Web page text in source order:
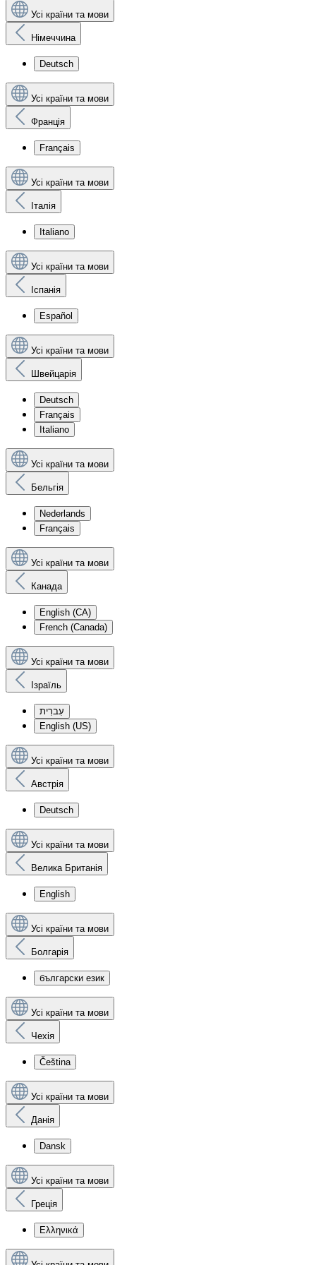
Усі країни та мови
Німеччина
Deutsch
Усі країни та мови
Франція
Français
Усі країни та мови
Італія
Italiano
Усі країни та мови
Іспанія
Español
Усі країни та мови
Швейцарія
Deutsch
Français
Italiano
Усі країни та мови
Бельгія
Nederlands
Français
Усі країни та мови
Канада
English (CA)
French (Canada)
Усі країни та мови
Ізраїль
עִברִית
English (US)
Усі країни та мови
Австрія
Deutsch
Усі країни та мови
Велика Британія
English
Усі країни та мови
Болгарія
български език
Усі країни та мови
Чехія
Čeština
Усі країни та мови
Данія
Dansk
Усі країни та мови
Греція
Ελληνικά